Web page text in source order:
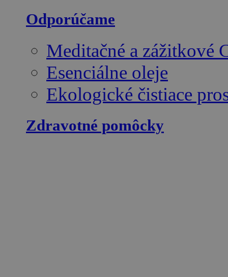
Odporúčame
Meditačné a zážitkové
Esenciálne oleje
Ekologické čistiace
Zdravotné pomôcky